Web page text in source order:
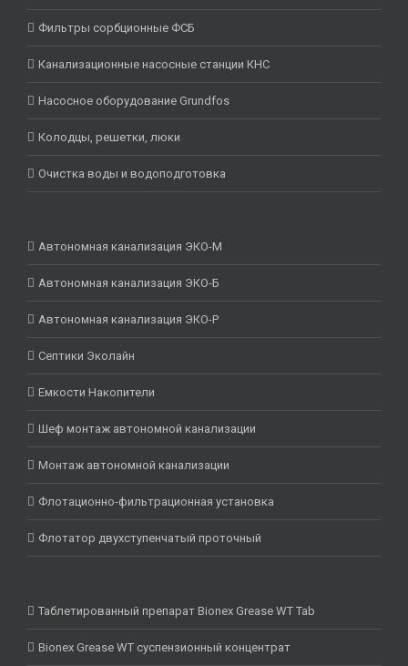
Фильтры сорбционные ФСБ
Канализационные насосные станции КНС
Насосное оборудование Grundfos
Колодцы, решетки, люки
Очистка воды и водоподготовка
Автономная канализация ЭКО-М
Автономная канализация ЭКО-Б
Автономная канализация ЭКО-Р
Септики Эколайн
Емкости Накопители
Шеф монтаж автономной канализации
Монтаж автономной канализации
Флотационно-фильтрационная установка
Флотатор двухступенчатый проточный
Таблетированный препарат Bionex Grease WT Tab
Bionex Grease WT суспензионный концентрат